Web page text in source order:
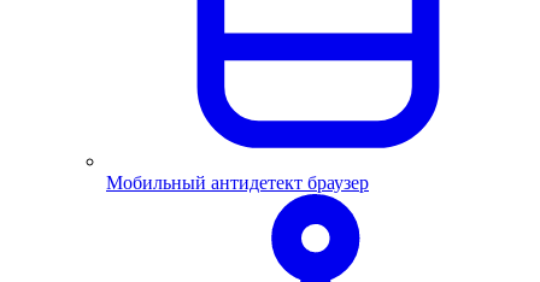
Мобильный антидетект браузер